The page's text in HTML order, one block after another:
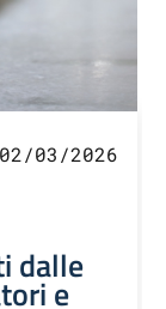
02/03/2026
dalle
e